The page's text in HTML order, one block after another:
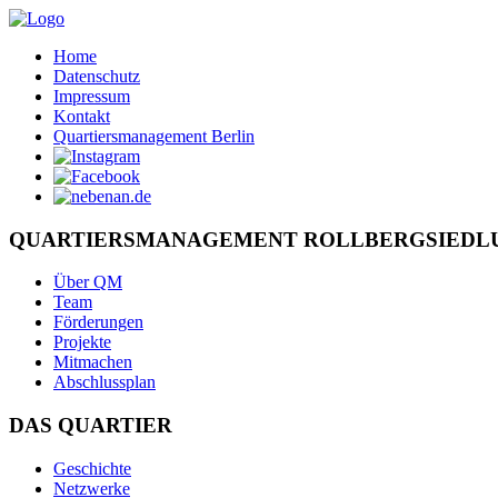
Home
Datenschutz
Impressum
Kontakt
Quartiersmanagement Berlin
QUARTIERSMANAGEMENT
Über QM
Team
Förderungen
Projekte
Mitmachen
Abschlussplan
DAS QUARTIER
Geschichte
Netzwerke